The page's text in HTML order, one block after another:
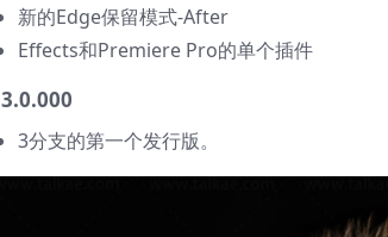
新的Edge保留模式-After
Effects和Premiere Pro的单个插件
3.0.000
3分支的第一个发行版。